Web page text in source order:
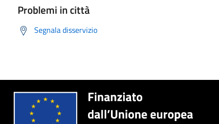
Problemi in città
Segnala disservizio